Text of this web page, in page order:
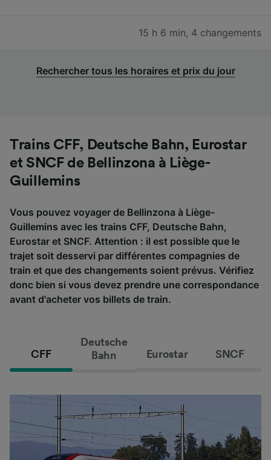
15 h 6 min, 4 changements
Rechercher tous les horaires et prix du jour
Trains CFF, Deutsche Bahn, Eurostar
et SNCF de Bellinzona à Liège-
Guillemins
Vous pouvez voyager de Bellinzona à Liège-
Guillemins avec les trains CFF, Deutsche Bahn,
Eurostar et SNCF. Attention : il est possible que le
trajet soit desservi par différentes compagnies de
train et que des changements soient prévus. Vérifiez
donc bien si vous devez prendre une correspondance
avant d'acheter vos billets de train.
CFF
Deutsche
Bahn
Eurostar SNCF